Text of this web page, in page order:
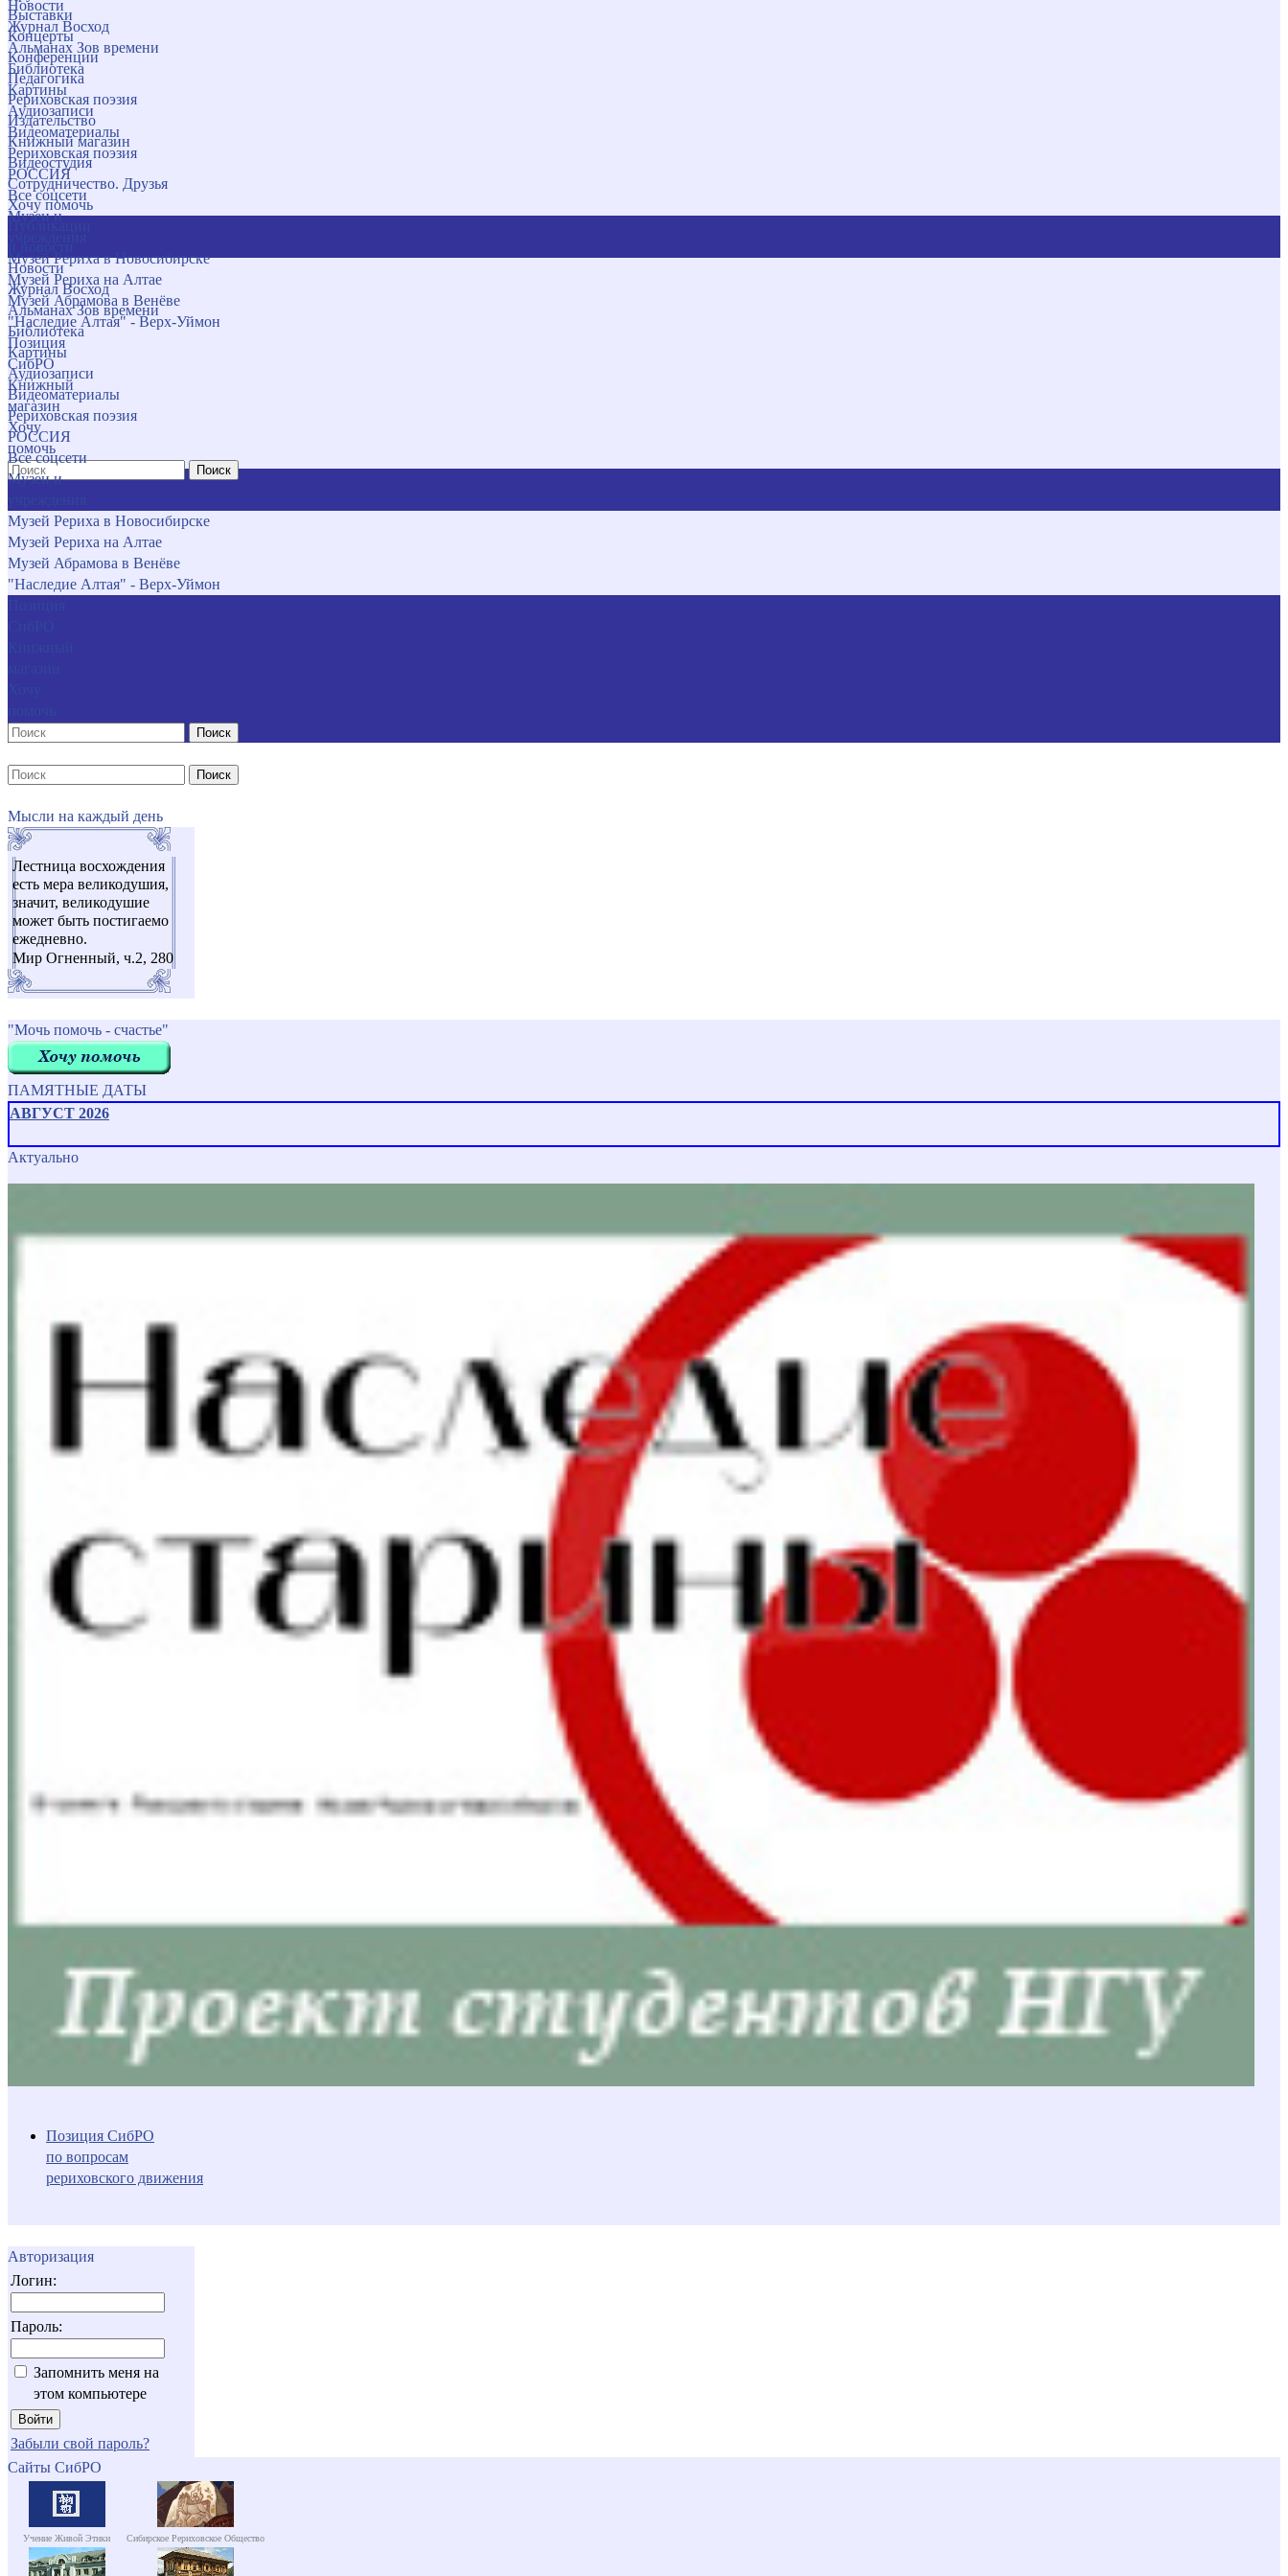
Новости
Журнал Восход
Альманах Зов времени
Библиотека
Картины
Аудиозаписи
Видеоматериалы
Рериховская поэзия
РОССИЯ
Все соцсети
Музеи и
Музей Рериха в Новосибирске
Музей Рериха на Алтае
Музей Абрамова в Венёве
"Наследие Алтая" - Верх-Уймон
Позиция
СибРО
Книжный
магазин
Хочу
помочь
Поиск
Выставки
Концерты
Конференции
Педагогика
Рериховская поэзия
Издательство
Книжный магазин
Видеостудия
Сотрудничество. Друзья
Хочу помочь
Новости
Журнал Восход
Альманах Зов времени
Библиотека
Картины
Аудиозаписи
Видеоматериалы
Рериховская поэзия
РОССИЯ
Все соцсети
Музеи и
Музей Рериха в Новосибирске
Музей Рериха на Алтае
Музей Абрамова в Венёве
"Наследие Алтая" - Верх-Уймон
Поиск
Поиск
Мысли на каждый день
Лестница восхождения
есть мера великодушия,
значит, великодушие
может быть постигаемо
ежедневно.
Мир Огненный, ч.2, 280
"Мочь помочь - счастье"
ПАМЯТНЫЕ ДАТЫ
АВГУСТ 2026
Актуально
Позиция СибРО
по вопросам
рериховского движения
Авторизация
Логин:
Пароль:
Запомнить меня на
этом компьютере
Забыли свой пароль?
Сайты СибРО
Учение Живой Этики Сибирское Рериховское Общество